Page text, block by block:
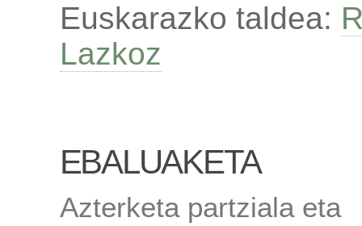
Euskarazko taldea:
Lazkoz
EBALUAKETA
Azterketa partziala eta